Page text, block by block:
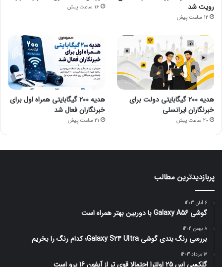
رویت شد
12 ساعت پیش
16 ساعت پیش
هدیه ۲۰۰ گیگابایتی دولت برای
خبرنگاران ایرانسلی
20 ساعت پیش
هدیه ۲۰۰ گیگابایتی همراه اول برای
خبرنگاران فعال شد
21 ساعت پیش
پربازدیدترین مطالب
6 آبان 1403
گوشی Galaxy A56 با دوربین بهتر همراه است
8 بهمن 1402
بررسی رنگ بندی گوشی Galaxy S24 Ultra؛ کدام رنگ را بخریم
17 مرداد 1403
گلکسی اس 25 اولترا احتمالا قوی تر از آیفون 16 پرو است